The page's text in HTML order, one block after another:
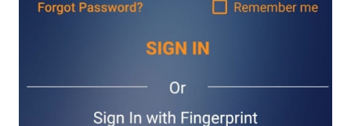
IPO? Tentu saja kita sudah harus memiliki akun saham
saham (termasuk saham2 IPO) , reksadana, obligasi negara
utang perusahaan). Bagi kamu yang mau buka akun saham
pertama sekali maupun jika mau buka akun saham lagi untuk